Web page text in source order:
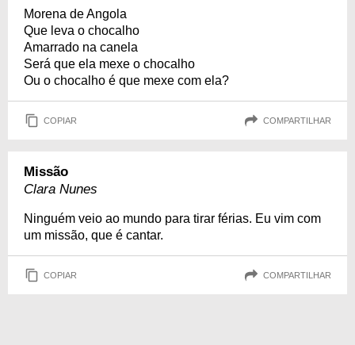
Morena de Angola
Que leva o chocalho
Amarrado na canela
Será que ela mexe o chocalho
Ou o chocalho é que mexe com ela?
COPIAR COMPARTILHAR
Missão
Clara Nunes
Ninguém veio ao mundo para tirar férias. Eu vim com
um missão, que é cantar.
COPIAR COMPARTILHAR